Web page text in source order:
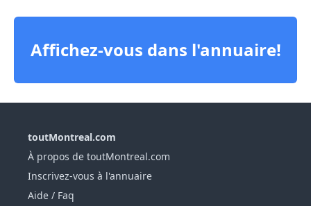
Affichez-vous dans l'annuaire!
toutMontreal.com
À propos de toutMontreal.com
Inscrivez-vous à l'annuaire
Aide / Faq